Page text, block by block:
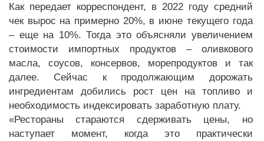
Как передает корреспондент, в 2022 году средний
чек вырос на примерно 20%, в июне текущего года
– еще на 10%. Тогда это объясняли увеличением
стоимости импортных продуктов – оливкового
масла, соусов, консервов, морепродуктов и так
далее. Сейчас к продолжающим дорожать
ингредиентам добились рост цен на топливо и
необходимость индексировать заработную плату.
«Рестораны стараются сдерживать цены, но
наступает момент, когда это практически